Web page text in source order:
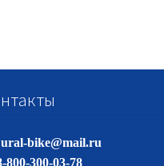
bike@mail.ru
800-300-03-78